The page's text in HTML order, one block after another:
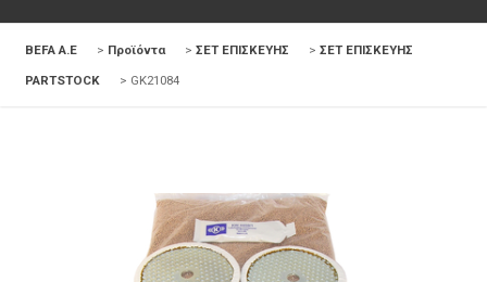
BEFA Α.Ε > Προϊόντα > ΣΕΤ ΕΠΙΣΚΕΥΗΣ > ΣΕΤ ΕΠΙΣΚΕΥΗΣ
PARTSTOCK
> GK21084